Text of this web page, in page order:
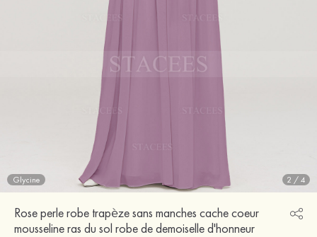
Glycine 2 /4
Rose perle robe trapèze sans manches cache coeur
mousseline ras du sol robe de demoiselle d'honneur